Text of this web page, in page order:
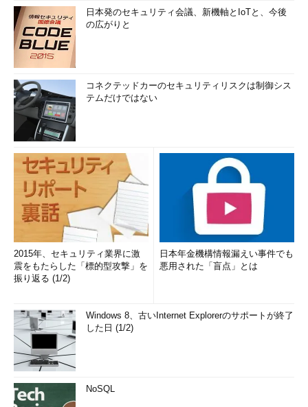
日本発のセキュリティ会議、新機軸とIoTと、今後
の広がりと
コネクテッドカーのセキュリティリスクは制御シス
テムだけではない
2015年、セキュリティ業界に激
震をもたらした「標的型攻撃」を
振り返る (1/2)
日本年金機構情報漏えい事件でも
悪用された「盲点」とは
Windows 8、古いInternet Explorerのサポートが終了
した日 (1/2)
NoSQL